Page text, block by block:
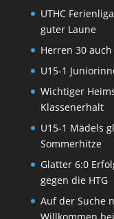
UTHC
guter Laune
Herren 30
U15-1
Wichtiger
Klassenerhalt
U15-1 Mädels
Sommerhitze
Glatter 6:0
gegen die HTG
Auf der Suche
Willkommen